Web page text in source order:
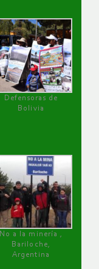
Defensoras de
Bolivia
No a la minería ,
Bariloche,
Argentina